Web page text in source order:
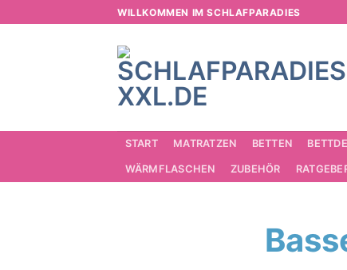
Inhalt
WILLKOMMEN IM SCHLAFPARADIES
START MATRATZEN BETTEN
WÄRMFLASCHEN ZUBEHÖR